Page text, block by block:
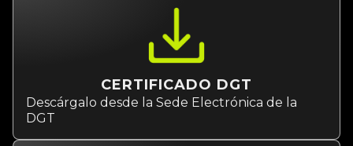
CERTIFICADO DGT
Descárgalo desde la Sede Electrónica de la
DGT